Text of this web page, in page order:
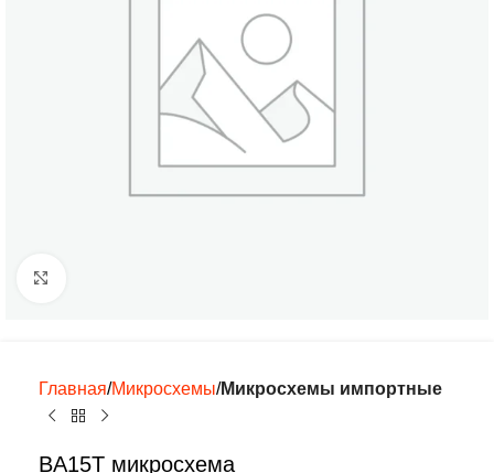
Главная Микросхемы Микросхемы импортные
BA15T микросхема